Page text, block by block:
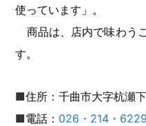
使っています」。
商品は、店内で味わう
す。
■住所：千曲市大字杭瀬
■電話： 026・214・6229